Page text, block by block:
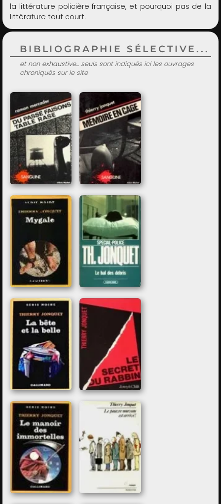
la littérature policière française, et pourquoi pas de la
littérature tout court.
BIBLIOGRAPHIE SÉLECTIVE...
et non exhaustive... seuls sont indiqués ici les ouvrages
chroniqués sur le site